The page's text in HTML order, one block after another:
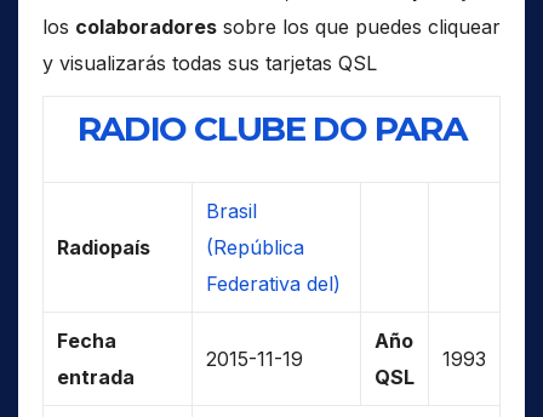
los colaboradores sobre los que puedes cliquear
y visualizarás todas sus tarjetas QSL
RADIO CLUBE DO PARA
Radiopaís
Brasil
(República
Federativa del)
Fecha
entrada
2015-11-19
Año
QSL
1993